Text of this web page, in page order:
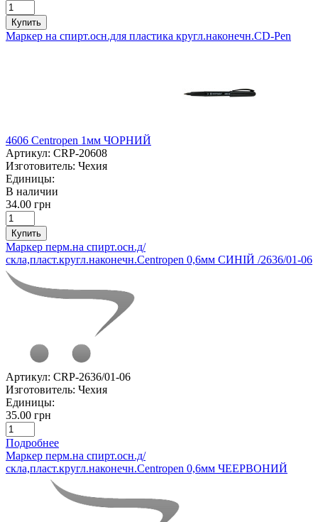
Купить
Маркер на спирт.осн.для пластика кругл.наконечн.CD-Pen
4606 Centropen 1мм ЧОРНИЙ
Артикул: CRP-20608
Изготовитель: Чехия
Единицы:
В наличии
34.00 грн
Купить
Маркер перм.на спирт.осн.д/
скла,пласт.кругл.наконечн.Centropen 0,6мм СИНІЙ /2636/01-06
Артикул: CRP-2636/01-06
Изготовитель: Чехия
Единицы:
35.00 грн
Подробнее
Маркер перм.на спирт.осн.д/
скла,пласт.кругл.наконечн.Centropen 0,6мм ЧЕЕРВОНИЙ